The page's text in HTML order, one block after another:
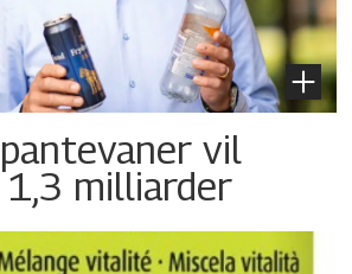
vil
milliarder